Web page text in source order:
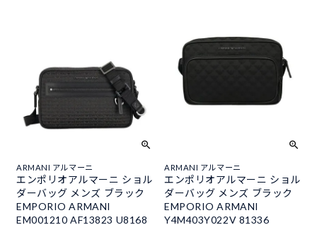
ARMANI アルマーニ
エンポリオアルマーニ ショル
ダーバッグ メンズ ブラック
EMPORIO ARMANI
EM001210 AF13823 U8168
ARMANI アルマーニ
エンポリオアルマーニ ショル
ダーバッグ メンズ ブラック
EMPORIO ARMANI
Y4M403Y022V 81336